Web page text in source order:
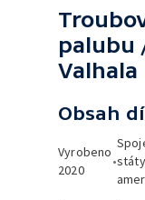
palubu
Valhala
Obsah
Vyrobeno
2020
•státy